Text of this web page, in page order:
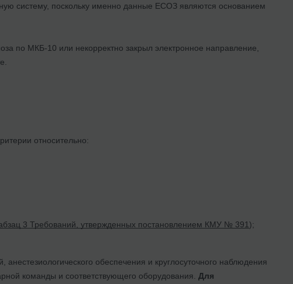
систему, поскольку именно данные ЕСОЗ являются основанием
по МКБ-10 или некорректно закрыл электронное направление,
относительно:
3 Требований, утвержденных постановлением КМУ № 391);
обеспечения и круглосуточного наблюдения
команды и соответствующего оборудования. Для